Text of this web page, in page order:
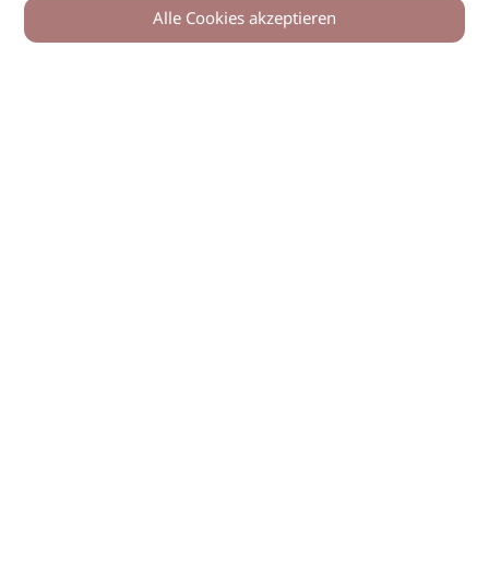
Alle Cookies akzeptieren